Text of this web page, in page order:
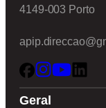
4149-003 Porto
Geral